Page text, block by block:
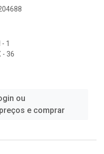
1
- 36
ou
e comprar